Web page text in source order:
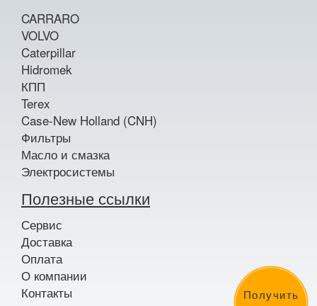
Получить
CARRARO
VOLVO
Caterpillar
Hidromek
КПП
Terex
Case-New Holland (CNH)
Фильтры
Масло и смазка
Электросистемы
Полезные ссылки
Сервис
Доставка
Оплата
О компании
Контакты